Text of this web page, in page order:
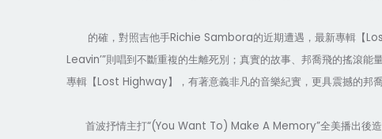
的確，對照吉他手Richie Sambora的近期遭遇， 最新專輯【
Leavin’”則唱到不斷重複的生離死別；真實的故事、邦喬飛的搖滾能
專輯【Lost Highway 】，有著意義非凡的音樂紀實，更具震撼的邦
首波抒情主打“(You Want To) Make A Memory”全美播出後